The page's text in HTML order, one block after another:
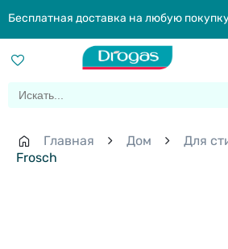
Бесплатная доставка на любую
Главная Дом
Для
Frosch